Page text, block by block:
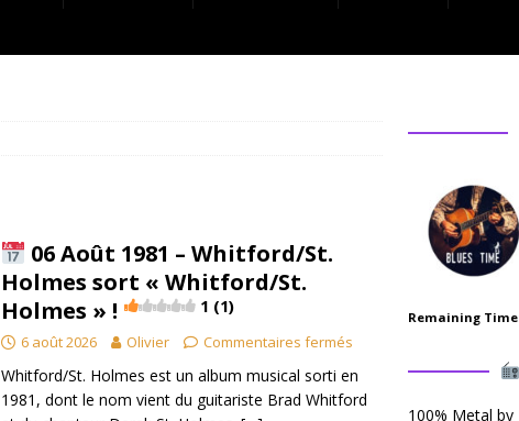
06 Août 1981 – Whitford/St.
Holmes sort « Whitford/St.
Holmes » !
1 (1)
6 août 2026 Olivier Commentaires fermés
Whitford/St. Holmes est un album musical sorti en
1981, dont le nom vient du guitariste Brad Whitford
Remaining Time:
100% Metal by